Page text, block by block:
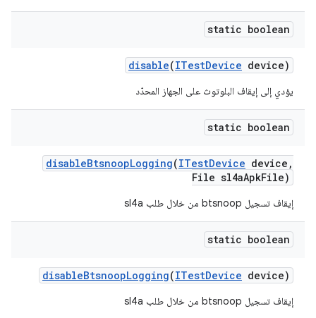
static boolean
disable(ITestDevice device)
يؤدي إلى إيقاف البلوتوث على الجهاز المحدّد
static boolean
disableBtsnoopLogging(ITestDevice device ,
File sl4aApkFile)
إيقاف تسجيل btsnoop من خلال طلب sl4a
static boolean
disableBtsnoopLogging(ITestDevice device)
إيقاف تسجيل btsnoop من خلال طلب sl4a